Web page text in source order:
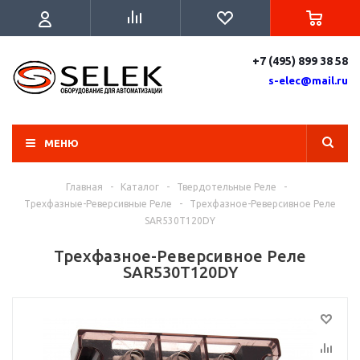
+7 (495) 899 38 58
s-elec@mail.ru
МЕНЮ
Главная - Каталог - Твердотельные Реле
-
Трехфазные-Реверсивные Реле
-
Трехфазное-Реверсивное Реле
SAR530T120DY
Трехфазное-Реверсивное Реле
SAR530T120DY